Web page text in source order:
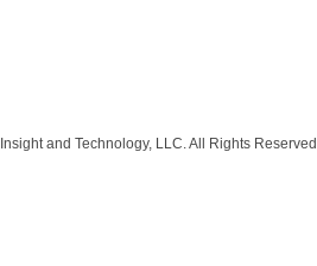
and Technology, LLC. All Rights Reserved